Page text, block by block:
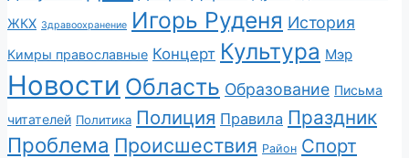
ЖКХ Здравоохранение Игорь Руденя История
Кимры православные Концерт Культура Мэр
Новости Область Образование Письма
читателей Политика Полиция Правила Праздник
Проблема Происшествия Район Спорт